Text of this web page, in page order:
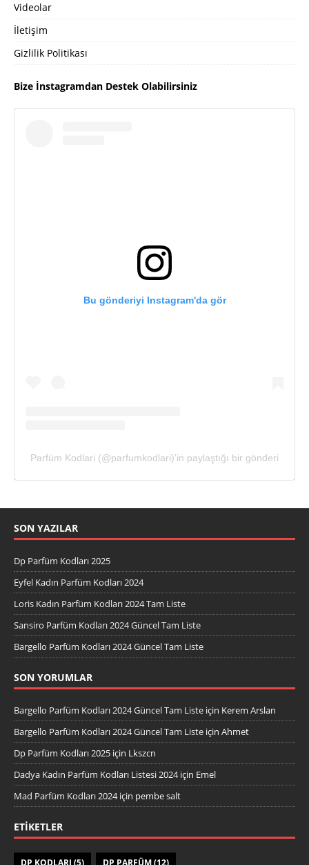
Videolar
İletişim
Gizlilik Politikası
Bize İnstagramdan Destek Olabilirsiniz
Bu gönderiyi Instagram'da gör
Parfüm Kodlari (@parfumkodlari)'in paylaştığı bir gönderi
SON YAZILAR
Dp Parfüm Kodları 2025
Eyfel Kadın Parfüm Kodları 2024
Loris Kadın Parfüm Kodları 2024 Tam Liste
Sansiro Parfüm Kodları 2024 Güncel Tam Liste
Bargello Parfüm Kodları 2024 Güncel Tam Liste
SON YORUMLAR
Bargello Parfüm Kodları 2024 Güncel Tam Liste için Kerem Arslan
Bargello Parfüm Kodları 2024 Güncel Tam Liste için Ahmet
Dp Parfüm Kodları 2025 için Lkszcn
Dadya Kadın Parfüm Kodları Listesi 2024için Emel
Mad Parfüm Kodları 2024için pembe salt
ETIKETLER